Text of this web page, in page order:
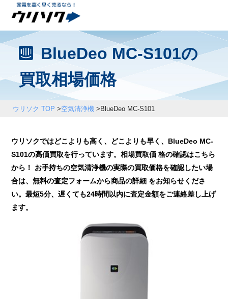
BlueDeo MC-S101の
買取相場価格
ウリソク TOP >空気清浄機> BlueDeo MC-S101
ウリソクではどこよりも高く、どこよりも早く、BlueDeo MC-
S101の高価買取を行っています。相場買取価 格の確認はこちら
から！ お手持ちの空気清浄機の実際の買取価格を確認したい場
合は、無料の査定フォームから商品の詳細 をお知らせくださ
い。最短5分、遅くても24時間以内に査定金額をご連絡差し上げ
ます。